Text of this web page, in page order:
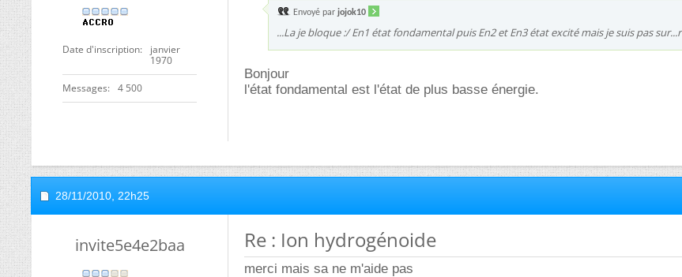
Date d'inscription
janvier
1970
Messages 4 500
Envoyé par jojok10
...La je bloque :/ En1 état fondamental puis En2 et En3 état excité mais je suis pas sur...r
Bonjour
l'état fondamental est l'état de plus basse énergie.
28/11/2010, 22h25
invite5e4e2baa Re : Ion hydrogénoide
merci mais sa ne m'aide pas